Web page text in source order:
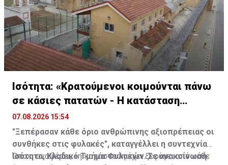
Ισότητα: «Κρατούμενοι κοιμούνται πάνω
σε κάσιες πατατών - Η κατάσταση
ξέφυγε»
07.08.2026 15:54
"Ξεπέρασαν κάθε όριο ανθρώπινης αξιοπρέπειας οι
συνθήκες στις φυλακές", καταγγέλλει η συντεχνία
Ισότητα, Κλαδικό Τμήμα Φυλακών. Σε ανακοίνωσή
Όπως αναφέρει, «η κατάσταση έχει ξεφύγει από κάθε